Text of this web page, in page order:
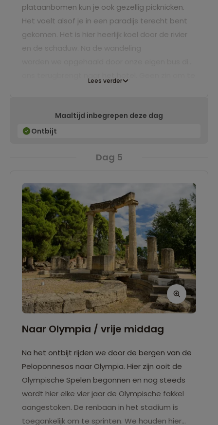
plataanbomen kun je ook gezellig picknicken.
Het voelt alsof je in een paradijs terecht bent
gekomen. Het is hier heerlijk koel door de rivier
Lees verder
Maaltijd inbegrepen deze dag
Ontbijt
Dag 5
Naar Olympia / vrije middag
Na het ontbijt rijden we door de bergen van de
Peloponnesos naar Olympia. Hier zijn ooit de
Olympische Spelen begonnen en nog steeds
wordt hier elke vier jaar de Olympische fakkel
aangestoken. De renbaan in het stadium is
toegankelijk om te sprinten. We houden hier